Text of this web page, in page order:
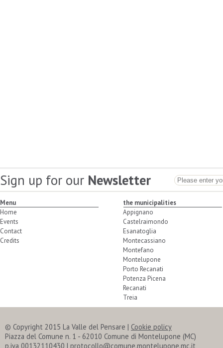
Sign up for our Newsletter
Menu
Home
Events
Contact
Credits
the municipalities
Appignano
Castelraimondo
Esanatoglia
Montecassiano
Montefano
Montelupone
Porto Recanati
Potenza Picena
Recanati
Treia
© Copyright 2015 La Valle del Pensare | Cookie policy
Piazza del Comune n. 1 - 62010 Comune di Montelupone (MC)
p.iva 00132110430 | protocollo@comune.montelupone.mc.it